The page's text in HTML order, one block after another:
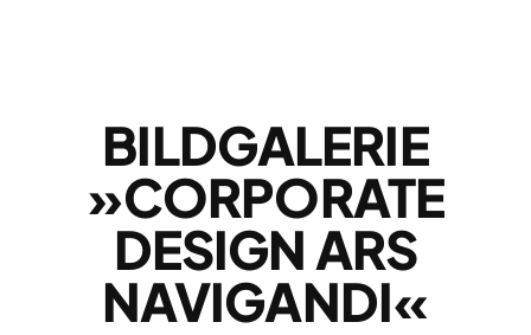
BILDGALERIE
»CORPORATE
DESIGN ARS
NAVIGANDI«